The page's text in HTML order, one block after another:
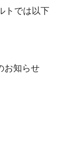
トでは以下
お知らせ